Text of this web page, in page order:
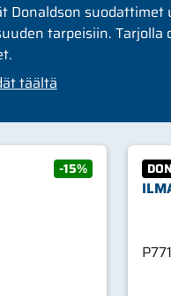
Donaldson
tarpeisiin.
täältä
-15%